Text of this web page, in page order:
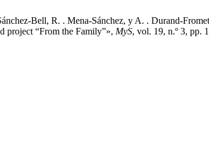
Bell, R. . Mena-Sánchez, y A. . Durand-
project “From the Family”», MyS, vol. 19, n.º 3, pp.